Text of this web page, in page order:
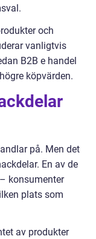
och
vanligtvis
B2B e handel
köpvärden.
på. Men det
En av de
konsumenter
plats som
av produkter